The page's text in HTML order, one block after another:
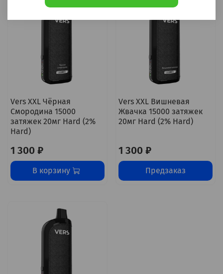
Vers XXL Чёрная
Смородина 15000
затяжек 20мг Hard (2%
Hard)
1 300 ₽
В корзину
Vers XXL Вишневая
Жвачка 15000 затяжек
20мг Hard (2% Hard)
1 300 ₽
Предзаказ